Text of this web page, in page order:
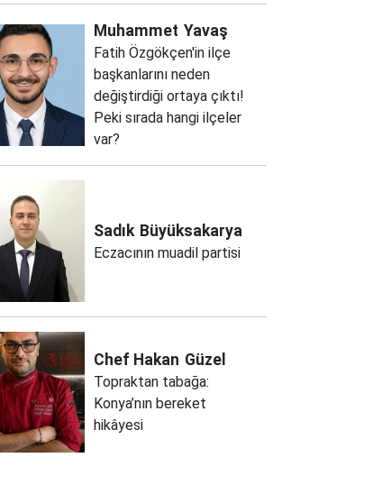
Muhammet Yavaş
Fatih Özgökçen'in ilçe
başkanlarını neden
değiştirdiği ortaya çıktı!
Peki sırada hangi ilçeler
var?
Sadık Büyüksakarya
Eczacının muadil partisi
Chef Hakan Güzel
Topraktan tabağa:
Konya’nın bereket
hikâyesi